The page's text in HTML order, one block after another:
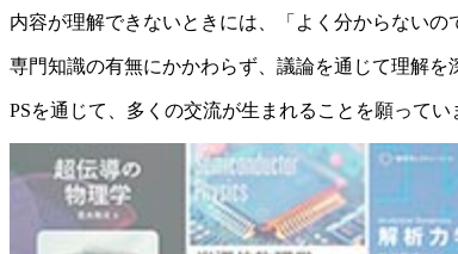
内容が理解できないときには、「よく分からない
専門知識の有無にかかわらず、議論を通じて理解を
PSを通じて、多くの交流が生まれることを願ってい